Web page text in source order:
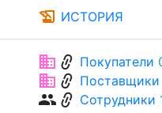
history_edu ИСТОРИЯ
businesslink Покупатели
businesslink Поставщики
grouplink Сотрудники